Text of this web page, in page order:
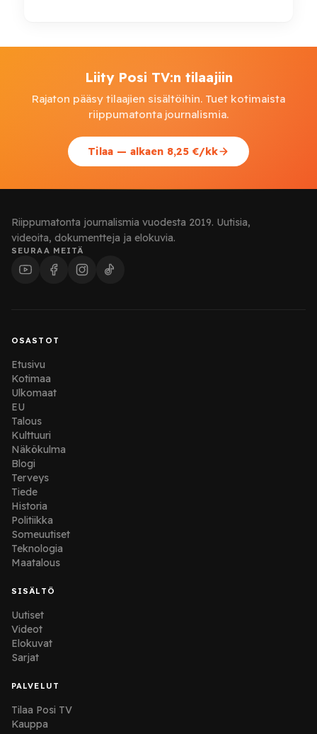
Liity Posi TV:n tilaajiin
Rajaton pääsy tilaajien sisältöihin. Tuet kotimaista
riippumatonta journalismia.
Tilaa — alkaen 8,25 €/kk
Riippumatonta journalismia vuodesta 2019. Uutisia,
videoita, dokumentteja ja elokuvia.
SEURAA MEITÄ
OSASTOT
Etusivu
Kotimaa
Ulkomaat
EU
Talous
Kulttuuri
Näkökulma
Blogi
Terveys
Tiede
Historia
Politiikka
Someuutiset
Teknologia
Maatalous
SISÄLTÖ
Uutiset
Videot
Elokuvat
Sarjat
PALVELUT
Tilaa Posi TV
Kauppa